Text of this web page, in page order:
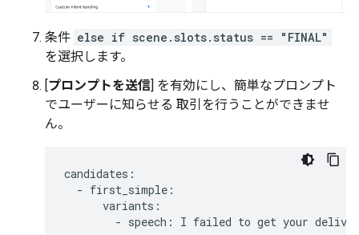
条件 else if scene.slots.status == "FINAL"
を選択します。
[プロンプトを送信] を有効にし、簡単なプロンプト
でユーザーに知らせる 取引を行うことができませ
ん。
candidates :
- first_simple :
variants :
- speech : I failed to get your